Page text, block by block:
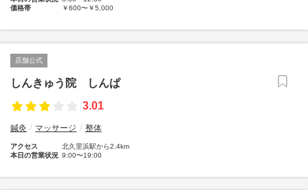
価格帯
￥600〜￥5,000
店舗公式
しんきゅう院 しんぱ
3.01
鍼灸 マッサージ 整体
アクセス
北久里浜駅から2.4km
本日の営業状況 9:00〜19:00